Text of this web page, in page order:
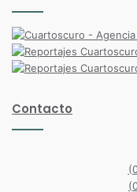
Contacto